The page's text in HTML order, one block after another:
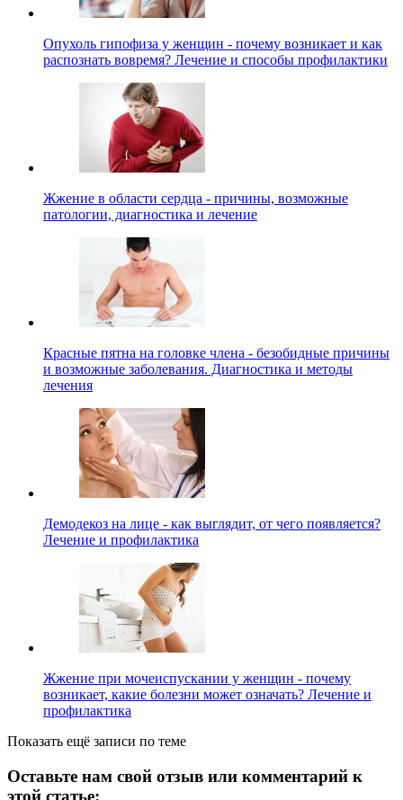
Опухоль гипофиза у женщин - почему возникает и как
распознать вовремя? Лечение и способы профилактики
Жжение в области сердца - причины, возможные
патологии, диагностика и лечение
Красные пятна на головке члена - безобидные причины
и возможные заболевания. Диагностика и методы
лечения
Демодекоз на лице - как выглядит, от чего появляется?
Лечение и профилактика
Жжение при мочеиспускании у женщин - почему
возникает, какие болезни может означать? Лечение и
профилактика
Показать ещё записи по теме
Оставьте нам свой отзыв или комментарий к
этой статье: